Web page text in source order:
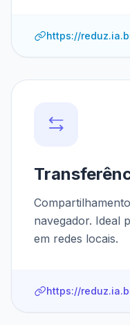
https://
navegador. Ideal
em redes locais.
https://